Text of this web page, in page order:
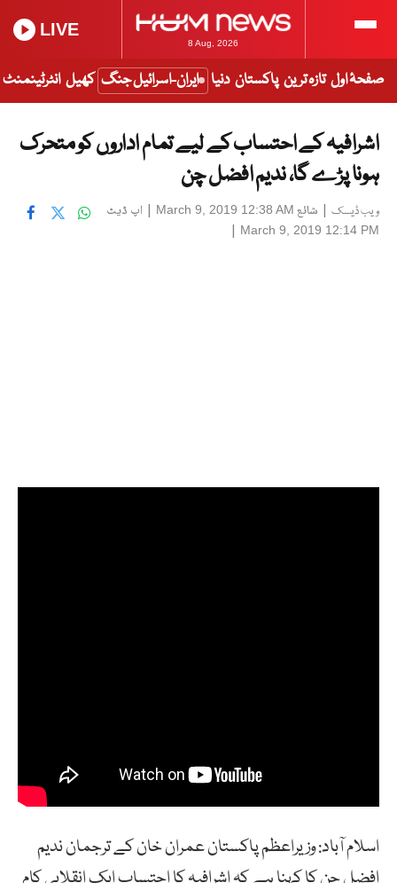
8 Aug, 2026
LIVE
صفحۂ اول تازہ ترین پاکستان دنیا ایران-اسرائیل جنگ کھیل انٹرٹینمنٹ
اشرافیہ کے احتساب کے لیے تمام اداروں کو متحرک
ہونا پڑے گا، ندیم افضل چن
ویب ڈیسک | شائع March 9, 2019 12:38 AM
| اپ ڈیٹ
March 9, 2019 12:14 PM
|
اسلام آباد: وزیراعظم پاکستان عمران خان کے ترجمان ندیم